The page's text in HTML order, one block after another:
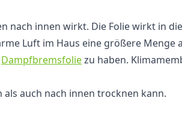
innen wirkt. Die Folie wirkt in
Luft im Haus eine größere Menge
Dampfbremsfoliezu haben.
auch nach innen trocknen kann.